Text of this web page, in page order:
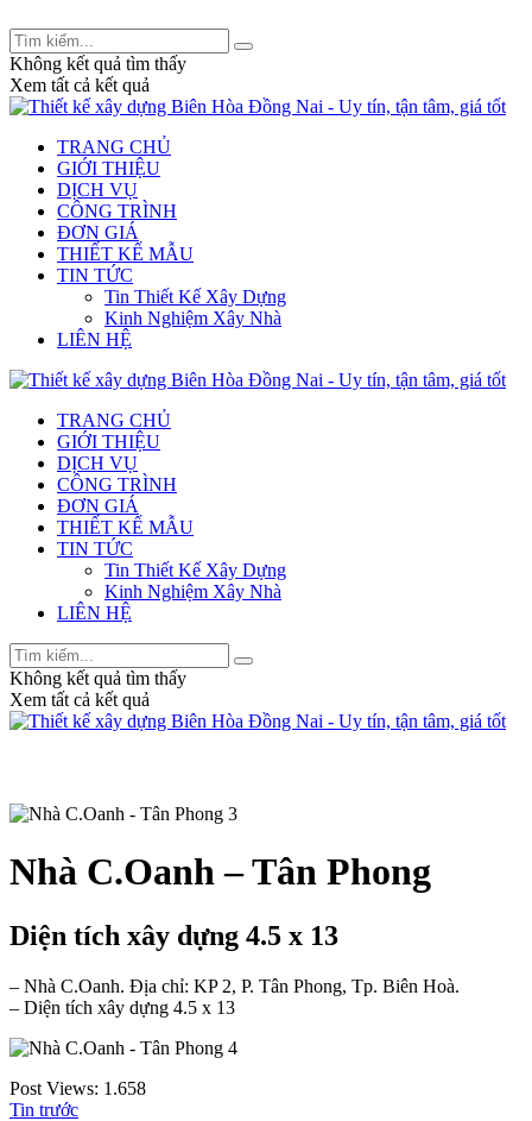
Không kết quả tìm thấy
Xem tất cả kết quả
TRANG CHỦ
GIỚI THIỆU
DỊCH VỤ
CÔNG TRÌNH
ĐƠN GIÁ
THIẾT KẾ MẪU
TIN TỨC
Tin Thiết Kế Xây Dựng
Kinh Nghiệm Xây Nhà
LIÊN HỆ
TRANG CHỦ
GIỚI THIỆU
DỊCH VỤ
CÔNG TRÌNH
ĐƠN GIÁ
THIẾT KẾ MẪU
TIN TỨC
Tin Thiết Kế Xây Dựng
Kinh Nghiệm Xây Nhà
LIÊN HỆ
Không kết quả tìm thấy
Xem tất cả kết quả
Nhà C.Oanh – Tân Phong
Diện tích xây dựng 4.5 x 13
– Nhà C.Oanh. Địa chỉ: KP 2, P. Tân Phong, Tp. Biên Hoà.
– Diện tích xây dựng 4.5 x 13
Post Views: 1.658
Tin trước